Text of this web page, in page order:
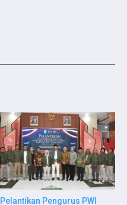
Pelantikan Pengurus PWI